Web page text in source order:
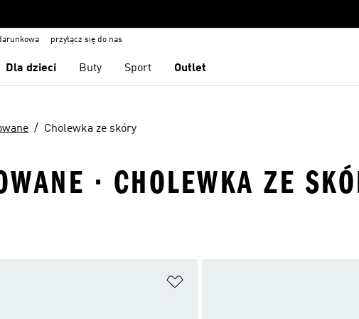
przyłącz się do nas
Dla dzieci Buty Sport Outlet
Cholewka ze skóry
· CHOLEWKA ZE